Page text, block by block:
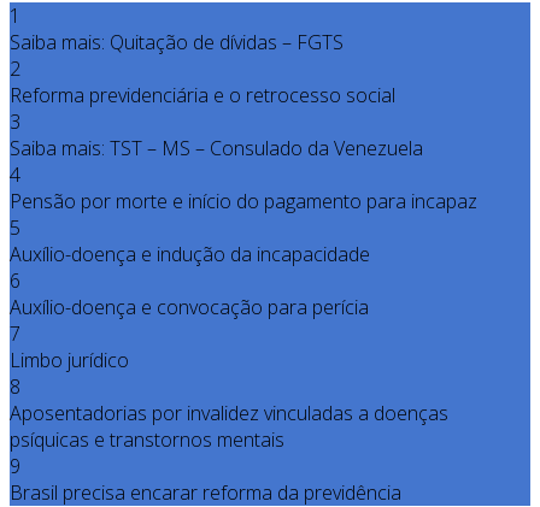
1
Saiba mais: Quitação de dívidas – FGTS
2
Reforma previdenciária e o retrocesso social
3
Saiba mais: TST – MS – Consulado da Venezuela
4
Pensão por morte e início do pagamento para incapaz
5
Auxílio-doença e indução da incapacidade
6
Auxílio-doença e convocação para perícia
7
Limbo jurídico
8
Aposentadorias por invalidez vinculadas a doenças
psíquicas e transtornos mentais
9
Brasil precisa encarar reforma da previdência